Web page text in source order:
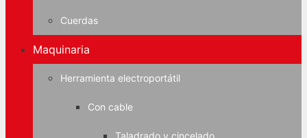
Cuerdas
Maquinaria
Herramienta electroportátil
Con cable
Taladrado y cincelado